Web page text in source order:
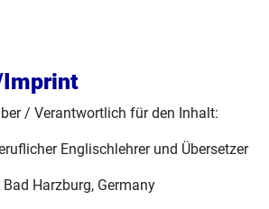
/ Verantwortlich für den Inhalt:
Englischlehrer und Übersetzer
Harzburg, Germany